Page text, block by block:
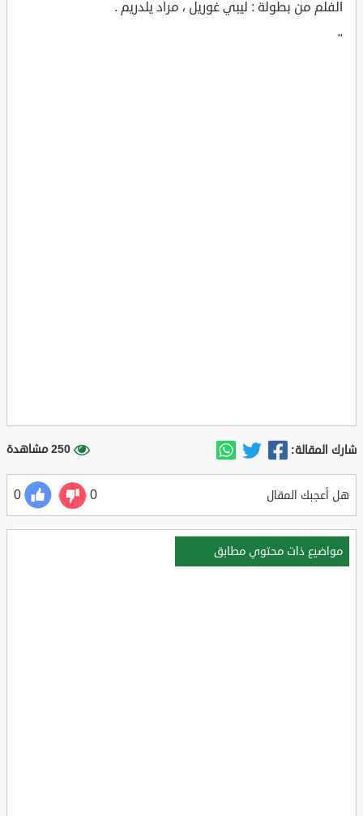
الفلم من بطولة : ليبي غوريل ، مراد يلدريم .
"
شارك المقالة: 250 مشاهدة
هل أعجبك المقال 0
0
مواضيع ذات محتوي مطابق